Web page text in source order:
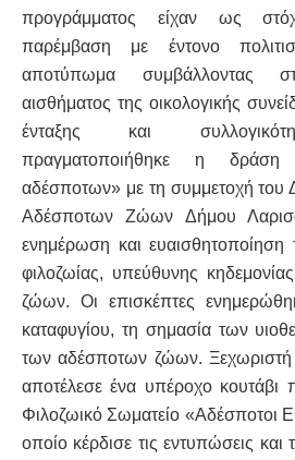
προγράμματος είχαν ως
παρέμβαση με έντονο
αποτύπωμα συμβάλλοντας
αισθήματος της οικολογικής
ένταξης και
πραγματοποιήθηκε η
αδέσποτων» με τη συμμετοχή του
Αδέσποτων Ζώων Δήμου
ενημέρωση και ευαισθητοποίηση
φιλοζωίας, υπεύθυνης
ζώων. Οι επισκέπτες
καταφυγίου, τη σημασία των
των αδέσποτων ζώων.
αποτέλεσε ένα υπέροχο κουτάβι
Φιλοζωικό Σωματείο «Αδέσποτοι
οποίο κέρδισε τις εντυπώσεις